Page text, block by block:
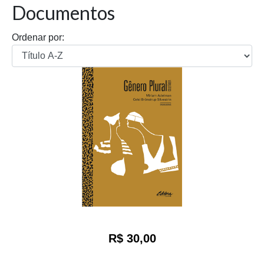
Documentos
Ordenar por:
R$ 30,00